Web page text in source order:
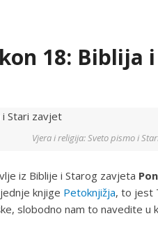
18: Biblija
Vjera i religija: Sveto pismo i
iz Biblije i Starog zavjeta
knjige Petoknjižja, to jest
slobodno nam to navedite